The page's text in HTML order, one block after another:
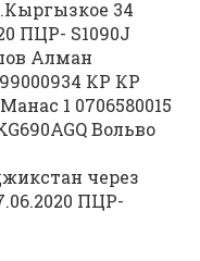
34
ПЦР- S1090J
Алман
КР КР
1 0706580015
Вольво
через
ПЦР-